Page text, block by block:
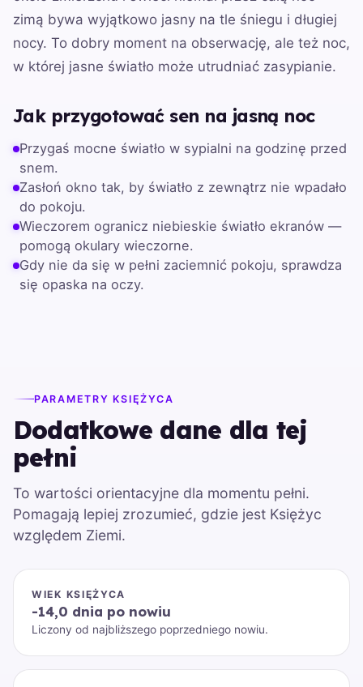
zimą bywa wyjątkowo jasny na tle śniegu i długiej
nocy. To dobry moment na obserwację, ale też noc,
w której jasne światło może utrudniać zasypianie.
Jak przygotować sen na jasną noc
Przygaś mocne światło w sypialni na godzinę przed
snem.
Zasłoń okno tak, by światło z zewnątrz nie wpadało
do pokoju.
Wieczorem ogranicz niebieskie światło ekranów —
pomogą okulary wieczorne.
Gdy nie da się w pełni zaciemnić pokoju, sprawdza
się opaska na oczy.
PARAMETRY KSIĘŻYCA
Dodatkowe dane dla tej
pełni
To wartości orientacyjne dla momentu pełni.
Pomagają lepiej zrozumieć, gdzie jest Księżyc
względem Ziemi.
WIEK KSIĘŻYCA
-14,0 dnia po nowiu
Liczony od najbliższego poprzedniego nowiu.